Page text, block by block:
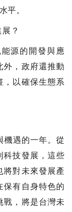
平。
？
源的開發與應
外，政府還推動
，以確保生態系
機遇的一年。從
科技發展，這些
將對未來發展產
保有自身特色的
戰，將是台灣未